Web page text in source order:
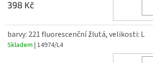
398 Kč
barvy: 221 fluorescenční žlutá, velikosti: L
Skladem | 14974/L4